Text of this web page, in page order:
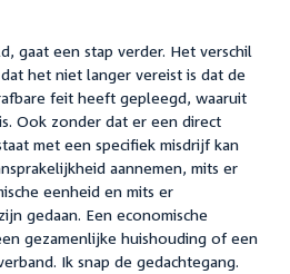
gaat een stap verder. Het verschil
het niet langer vereist is dat de
feit heeft gepleegd, waaruit
Ook zonder dat er een direct
met een specifiek misdrijf kan
aannemen, mits er
eenheid en mits er
gedaan. Een economische
gezamenlijke huishouding of een
Ik snap de gedachtegang.